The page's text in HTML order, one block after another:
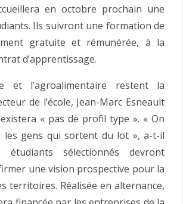
en octobre prochain une
Ils suivront une formation de
gratuite et rémunérée, à la
d’apprentissage.
et l’agroalimentaire restent la
de l’école, Jean-Marc Esneault
« pas de profil type ». « On
gens qui sortent du lot », a-t-il
étudiants sélectionnés devront
une vision prospective pour la
territoires. Réalisée en alternance,